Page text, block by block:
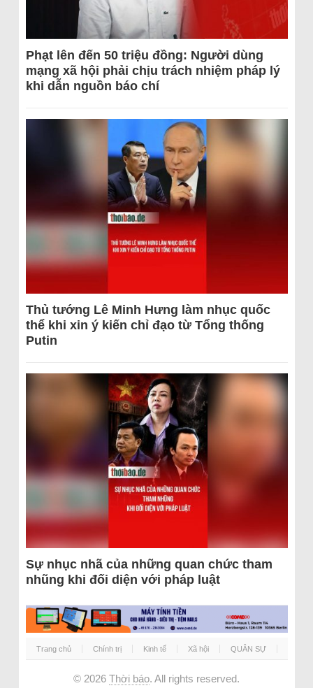
Phạt lên đến 50 triệu đồng: Người dùng
mạng xã hội phải chịu trách nhiệm pháp lý
khi dẫn nguồn báo chí
Thủ tướng Lê Minh Hưng làm nhục quốc
thể khi xin ý kiến chỉ đạo từ Tổng thống
Putin
Sự nhục nhã của những quan chức tham
nhũng khi đối diện với pháp luật
Trang chủ Chính trị Kinh tế Xã hội QUÂN SỰ
© 2026 Thời báo. All rights reserved.